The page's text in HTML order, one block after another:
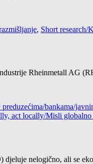
, Short research/
Rheinmetall AG
bankama/
act locally/Misli
nelogično, ali se